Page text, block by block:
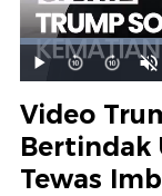
Mainkan
Video
Bertindak
Tewas